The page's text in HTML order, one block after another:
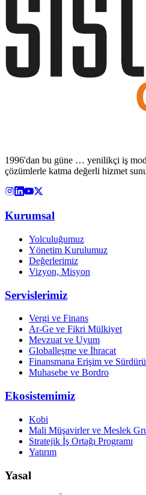
1996'dan bu güne … yenilikçi iş
çözümlerle katma değerli hizmet
Kurumsal
Yolculuğumuz
Yönetim Kurulumuz
Değerlerimiz
Vizyon, Misyon
Servislerimiz
Vergi ve Finans
Ar-Ge ve Fikri Mülkiyet
Mevzuat ve Uyum
Globalleşme ve İhracat
Finansmana Erişim ve
Muhasebe ve Bordro
Ekosistemimiz
Kobi
Mali Müşavirler ve Meslek
Stratejik İş Ortağı Programı
Yatırım
Yasal